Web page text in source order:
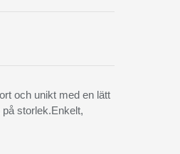
och unikt med en lätt
storlek.Enkelt,